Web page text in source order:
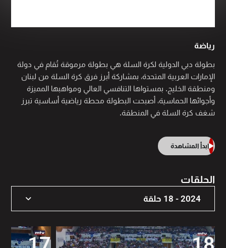
رياضة
بطولة دبي الدولية لكرة السلة هي بطولة مرموقة تُقام في دولة
الإمارات العربية المتحدة، بمشاركة أبرز فرق كرة السلة من لبنان
ومنطقة الخليج. بمستواها التنافسي العالي ومواهبها المميزة
وأجوائها الحماسية، أصبحت البطولة محطة رياضية أساسية تبرز
شغف كرة السلة في المنطقة.
ابدأ المشاهدة
الحلقات
2024 - 18 حلقة
2025 - 11 حلقة